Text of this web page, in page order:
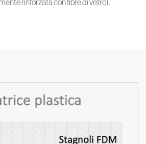
rinforzata con fibre di vetro).